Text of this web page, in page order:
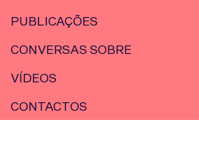
PUBLICAÇÕES
CONVERSAS SOBRE
VÍDEOS
CONTACTOS